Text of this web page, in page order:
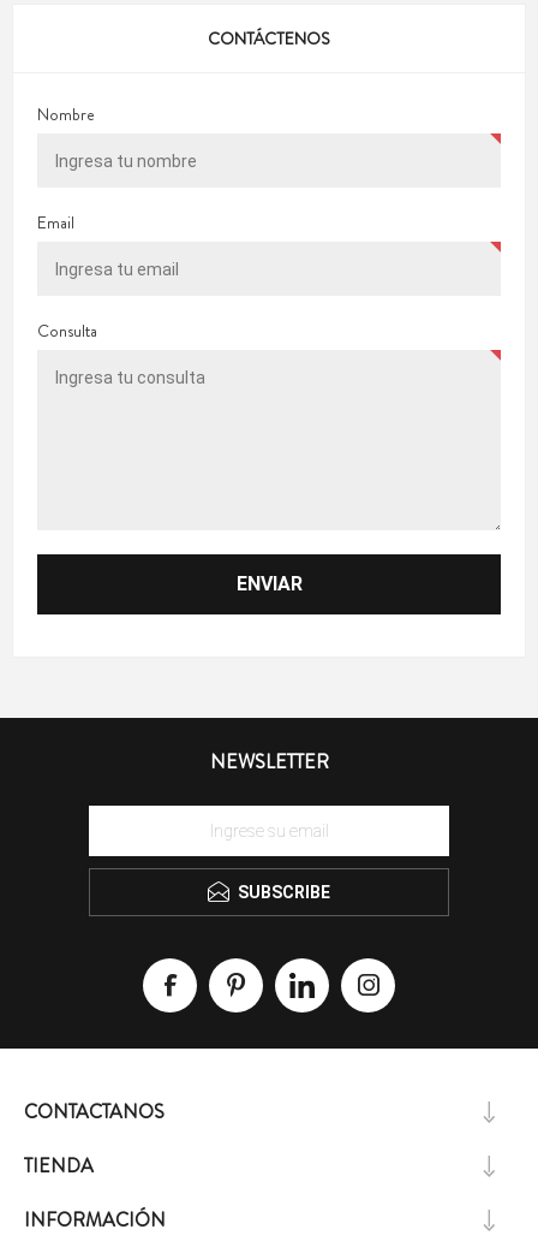
CONTÁCTENOS
Nombre
Email
Consulta
NEWSLETTER
SUBSCRIBE
CONTACTANOS
TIENDA
INFORMACIÓN